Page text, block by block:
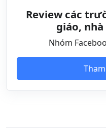
Review các
giáo,
Nhóm